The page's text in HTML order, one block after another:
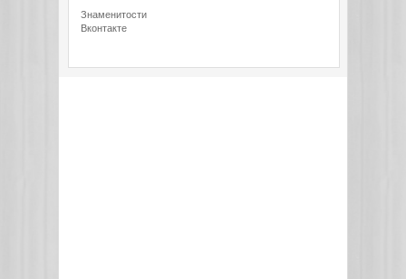
Знаменитости
Вконтакте